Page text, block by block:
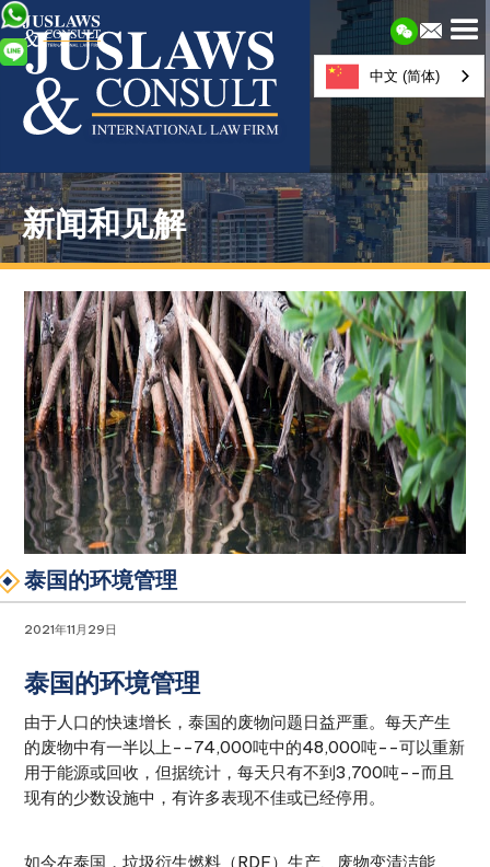
新闻和见解
泰国的环境管理
2021年11月29日
泰国的环境管理
由于人口的快速增长，泰国的废物问题日益严重。每天产生
的废物中有一半以上--74,000吨中的48,000吨--可以重新
用于能源或回收，但据统计，每天只有不到3,700吨--而且
现有的少数设施中，有许多表现不佳或已经停用。
如今在泰国，垃圾衍生燃料（RDF）生产、废物变清洁能
中文 (简体)